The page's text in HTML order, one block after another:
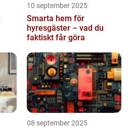
10 september 2025
Smarta hem för
hyresgäster – vad du
faktiskt får göra
08 september 2025